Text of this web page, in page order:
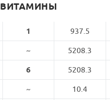
ВИТАМИНЫ
1 937.5
~ 5208.3
6 5208.3
~ 10.4